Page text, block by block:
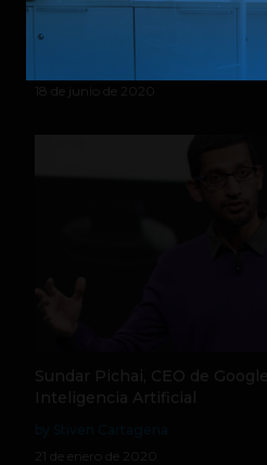
decisiones más ágiles y
seguros
18 de junio de 2020
Sundar Pichai, CEO de
Inteligencia Artificial
21 de enero de 2020